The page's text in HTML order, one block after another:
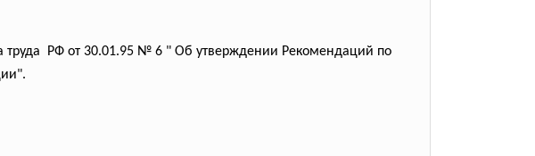
РФ от 30.01.95 № 6 " Об утверждении Рекомендаций по